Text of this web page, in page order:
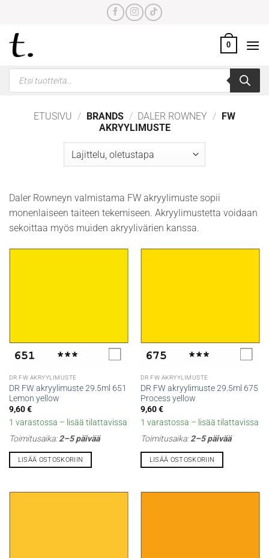
content
0
Products
search
ETUSIVU / BRANDS / DALER ROWNEY / FW
AKRYYLIMUSTE
Daler Rowneyn valmistama FW akryylimuste sopii
monenlaiseen taiteen tekemiseen. Akryylimustetta voidaan
sekoittaa myös muiden akryylivärien kanssa.
DR FW AKRYYLIMUSTE
DR FW akryylimuste 29.5ml 651
Lemon yellow
9,60€
1 varastossa – lisää tilattavissa
Toimitusaika:2–5 päivää
LISÄÄ OSTOSKORIIN
DR FW AKRYYLIMUSTE
DR FW akryylimuste 29.5ml 675
Process yellow
9,60€
1 varastossa – lisää tilattavissa
Toimitusaika:2–5 päivää
LISÄÄ OSTOSKORIIN